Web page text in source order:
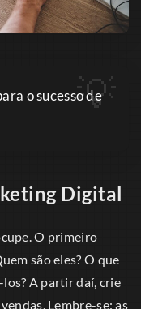
o sucesso de
Digital
O primeiro
são eles? O que
los? A partir daí, crie
Lembre-se: as